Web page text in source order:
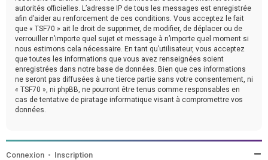
autorités officielles. L’adresse IP de tous les messages est enregistrée
afin d’aider au renforcement de ces conditions. Vous acceptez le fait
que « TSF70 » ait le droit de supprimer, de modifier, de déplacer ou de
verrouiller n’importe quel sujet et message à n’importe quel moment si
nous estimons cela nécessaire. En tant qu’utilisateur, vous acceptez
que toutes les informations que vous avez renseignées soient
enregistrées dans notre base de données. Bien que ces informations
ne seront pas diffusées à une tierce partie sans votre consentement, ni
« TSF70 », ni phpBB, ne pourront être tenus comme responsables en
cas de tentative de piratage informatique visant à compromettre vos
données.
Connexion • Inscription